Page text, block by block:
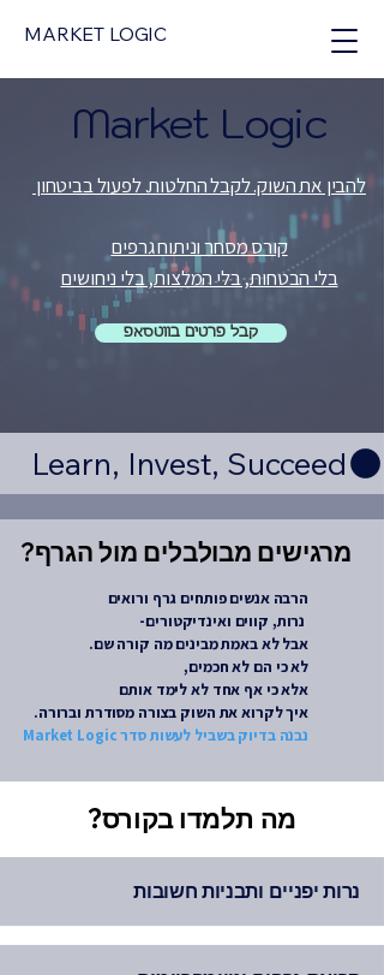
MARKET LOGIC
Market Logic
להבין את השוק. לקבל החלטות. לפעול בביטחון
קורס מסחר וניתוח גרפים
בלי הבטחות, בלי המלצות, בלי ניחושים
קבל פרטים בווטסאפ
Learn, Invest, Succeed
?מרגישים מבולבלים מול הגרף
הרבה אנשים פותחים גרף ורואים
.אבל לא באמת מבינים מה קורה שם
,לא כי הם לא חכמים
אלא כי אף אחד לא לימד אותם
.איך לקרוא את השוק בצורה מסודרת וברורה
Market Logic נבנה בדיוק בשביל לעשות סדר
?מה תלמדו בקורס
נרות יפניים ותבניות חשובות